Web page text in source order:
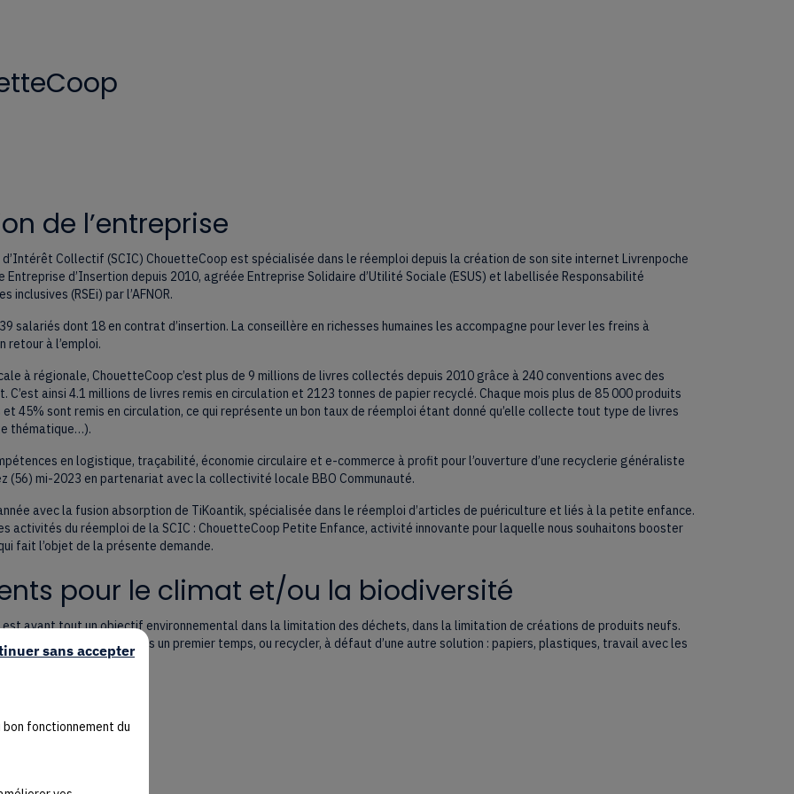
de l’entreprise
Collectif (SCIC) ChouetteCoop est spécialisée dans le réemploi depuis la création de son site internet Livrenpoche
Entreprise d’Insertion depuis 2010, agréée Entreprise Solidaire d’Utilité Sociale (ESUS) et labellisée Responsabilité
inclusives (RSEi) par l’AFNOR.
salariés dont 18 en contrat d’insertion. La conseillère en richesses humaines les accompagne pour lever les freins à
retour à l’emploi.
à régionale, ChouetteCoop c’est plus de 9 millions de livres collectés depuis 2010 grâce à 240 conventions avec des
ainsi 4.1 millions de livres remis en circulation et 2123 tonnes de papier recyclé. Chaque mois plus de 85 000 produits
45% sont remis en circulation, ce qui représente un bon taux de réemploi étant donné qu’elle collecte tout type de livres
thématique…).
en logistique, traçabilité, économie circulaire et e-commerce à profit pour l’ouverture d’une recyclerie généraliste
(56) mi-2023 en partenariat avec la collectivité locale BBO Communauté.
avec la fusion absorption de TiKoantik, spécialisée dans le réemploi d’articles de puériculture et liés à la petite enfance.
activités du réemploi de la SCIC : ChouetteCoop Petite Enfance, activité innovante pour laquelle nous souhaitons booster
fait l’objet de la présente demande.
pour le climat et/ou la biodiversité
est avant tout un objectif environnemental dans la limitation des déchets, dans la limitation de créations de produits neufs.
pour réemployer, dans un premier temps, ou recycler, à défaut d’une autre solution : papiers, plastiques, travail avec les
fonctionnement du
sans accepter